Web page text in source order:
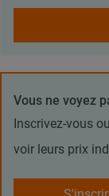
Vous ne voyez
Inscrivez-vous
voir leurs prix